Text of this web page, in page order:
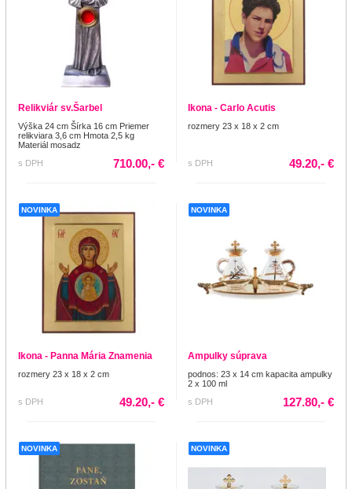
Relikviár sv.Šarbel
Výška 24 cm Šírka 16 cm Priemer
relikviara 3,6 cm Hmota 2,5 kg
Materiál mosadz
s DPH
710.00,- €
Ikona - Carlo Acutis
rozmery 23 x 18 x 2 cm
s DPH 49.20,- €
NOVINKA
Ikona - Panna Mária Znamenia
rozmery 23 x 18 x 2 cm
s DPH 49.20,- €
NOVINKA
Ampulky súprava
podnos: 23 x 14 cm kapacita ampulky
2 x 100 ml
s DPH
127.80,- €
NOVINKA NOVINKA